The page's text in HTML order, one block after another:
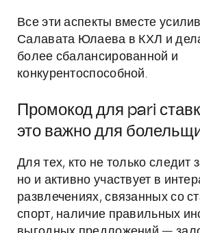
Все эти аспекты вместе
Салавата Юлаева в КХЛ и
более сбалансированной и
конкурентоспособной.
Промокод для pari
это важно для
Для тех, кто не только следит
но и активно участвует в
развлечениях, связанных со
спорт, наличие правильных